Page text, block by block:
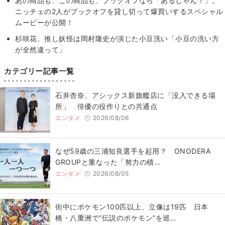
ニッチェの2人がブックオフを貸し切って爆買いするスペシャル
ムービーが公開！
杉咲花、推し妖怪は岡村隆史が演じた小豆洗い「小豆の洗い方
が全然違って」
カテゴリー記事一覧
石井杏奈、アシックス新旗艦店に「没入できる場
所」 俳優の役作りとの共通点
エンタメ 2026/08/06
なぜ59歳の三浦知良選手を起用？ ONODERA
GROUPと重なった「努力の積…
エンタメ 2026/08/05
街中にポケモン100匹以上、立像は19匹 日本
橋・八重洲で“伝説のポケモン”を巡…